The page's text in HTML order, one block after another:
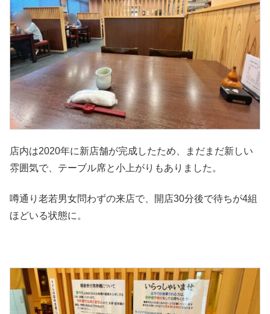
店内は2020年に新店舗が完成したため、まだまだ新しい
雰囲気で、テーブル席と小上がりもありました。
噂通り老若男女問わずの来店で、開店30分後で待ちが4組
ほどいる状態に。